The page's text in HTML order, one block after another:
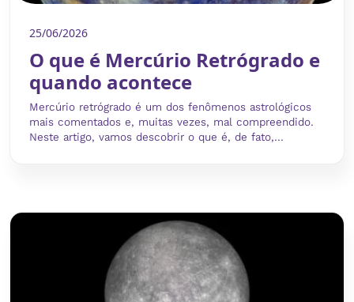
25/06/2026
O que é Mercúrio Retrógrado e
quando acontece
Mercúrio retrógrado é um dos fenômenos astrológicos
mais comentados e, muitas vezes, mal compreendido.
Neste artigo, vamos descobrir o que é, de fato,...